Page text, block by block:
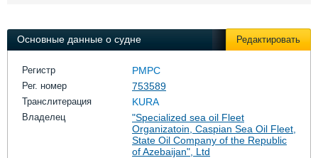
Выставки и семинары
Личности
Словарь
Галерея флота
Форум
Основные данные о судне Редактировать
Регистр РМРС
Рег. номер 753589
Транслитерация KURA
Владелец
"Specialized sea oil Fleet
Organizatoin, Caspian Sea Oil Fleet,
State Oil Company of the Republic
of Azebaijan", Ltd